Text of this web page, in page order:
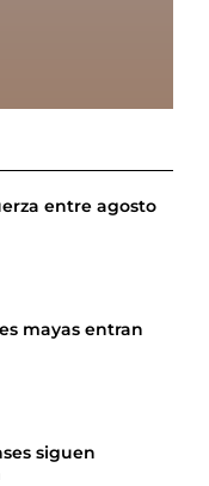
entre agosto
mayas entran
siguen